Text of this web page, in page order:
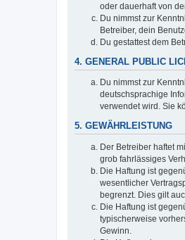
oder dauerhaft von
Du nimmst zur
Betreiber, dein
Du gestattest dem
4. GENERAL PUBLIC
Du nimmst zur
deutschsprachige
verwendet wird. Sie
5. GEWÄHRLEISTUNG
Der Betreiber haftet
grob fahrlässiges
Die Haftung ist
wesentlicher
begrenzt. Dies gilt
Die Haftung ist
typischerweise
Gewinn.